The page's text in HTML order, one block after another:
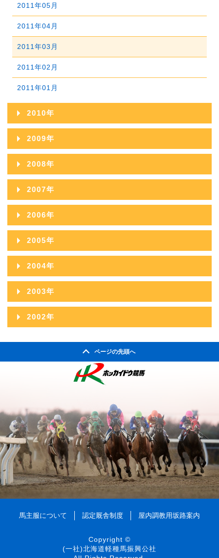
2014年01月
2013年02月
2013年01月
2011年05月
2011年04月
2011年03月
2011年02月
2011年01月
2010年
2010年12月
2010年11月
2010年10月
2010年09月
2010年08月
2010年07月
2010年06月
2010年05月
2010年03月
2009年
2009年12月
2009年11月
2009年10月
2009年09月
2009年08月
2009年07月
2009年06月
2009年05月
2009年03月
2008年
2008年12月
2008年11月
2008年10月
2008年09月
2008年08月
2008年07月
2008年06月
2008年05月
2008年01月
2007年
2007年12月
2007年11月
2007年10月
2007年09月
2007年08月
2007年07月
2007年02月
2007年01月
2006年
2006年12月
2006年11月
2006年10月
2006年09月
2006年08月
2006年03月
2006年02月
2006年01月
2005年
2005年12月
2005年11月
2005年10月
2005年09月
2005年08月
2005年07月
2005年04月
2005年03月
2005年02月
2005年01月
2004年
2004年12月
2004年11月
2004年10月
2004年06月
2004年05月
2004年04月
2004年03月
2004年02月
2004年01月
2003年
2003年12月
2003年07月
2003年06月
2003年05月
2003年04月
2003年01月
2002年
ページの先頭へ
馬主服について 認定厩舎制度 屋内調教用坂路案内
Copyright ©
(一社)北海道軽種馬振興公社